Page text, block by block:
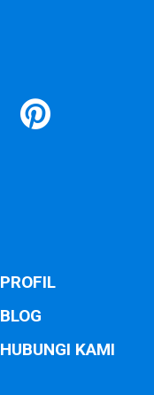
PROFIL
BLOG
HUBUNGI KAMI